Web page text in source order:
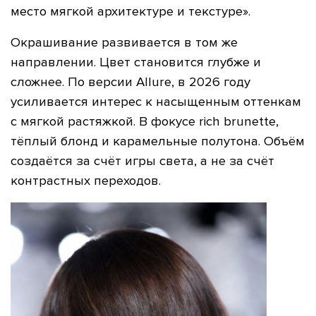
место мягкой архитектуре и текстуре».
Окрашивание развивается в том же
направлении. Цвет становится глубже и
сложнее. По версии Allure, в 2026 году
усиливается интерес к насыщенным оттенкам
с мягкой растяжкой. В фокусе rich brunette,
тёплый блонд и карамельные полутона. Объём
создаётся за счёт игры света, а не за счёт
контрастных переходов.